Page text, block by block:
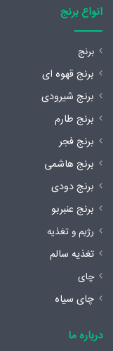
انواع برنج
برنج
برنج قهوه ای
برنج شیرودی
برنج طارم
برنج فجر
برنج هاشمی
برنج دودی
برنج عنبربو
رژیم و تغذیه
تغذیه سالم
چای
چای سیاه
درباره ما